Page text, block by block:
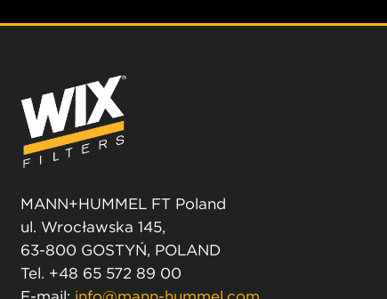
MANN+HUMMEL FT Poland
ul. Wrocławska 145,
63-800 GOSTYŃ, POLAND
Tel. +48 65 572 89 00